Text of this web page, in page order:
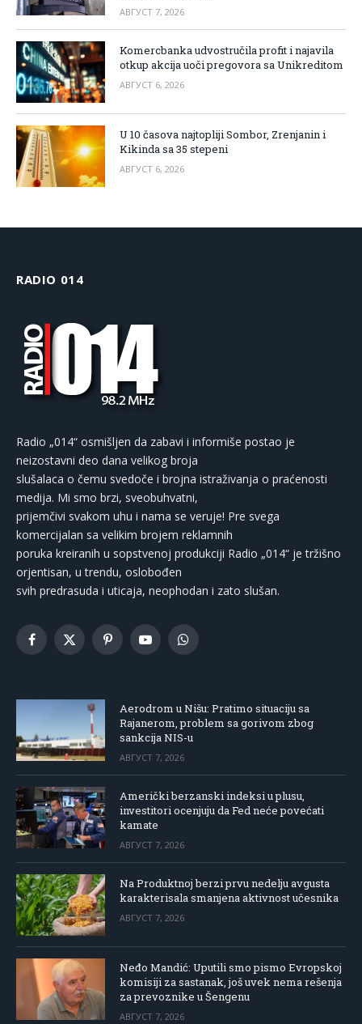
АВГУСТ 7, 2026
Komercbanka udvostručila profit i najavila
otkup akcija uoči pregovora sa Unikreditom
АВГУСТ 6, 2026
U 10 časova najtopliji Sombor, Zrenjanin i
Kikinda sa 35 stepeni
АВГУСТ 6, 2026
RADIO 014
Radio „014“ osmišljen da zabavi i informiše postao je
neizostavni deo dana velikog broja
slušalaca o čemu svedoče i brojna istraživanja o praćenosti
medija. Mi smo brzi, sveobuhvatni,
prijemčivi svakom uhu i nama se veruje! Pre svega
komercijalan sa velikim brojem reklamnih
poruka kreiranih u sopstvenoj produkciji Radio „014“ je tržišno
orjentisan, u trendu, oslobođen
svih predrasuda i uticaja, neophodan i zato slušan.
Facebook
X
PinterestYouTubeWhatsApp
Aerodrom u Nišu: Pratimo situaciju sa
Rajanerom, problem sa gorivom zbog
sankcija NIS-u
АВГУСТ 7, 2026
Američki berzanski indeksi u plusu,
investitori ocenjuju da Fed neće povećati
kamate
АВГУСТ 7, 2026
Na Produktnoj berzi prvu nedelju avgusta
karakterisala smanjena aktivnost učesnika
АВГУСТ 7, 2026
Neđo Mandić: Uputili smo pismo Evropskoj
komisiji za sastanak, još uvek nema rešenja
za prevoznike u Šengenu
АВГУСТ 7, 2026